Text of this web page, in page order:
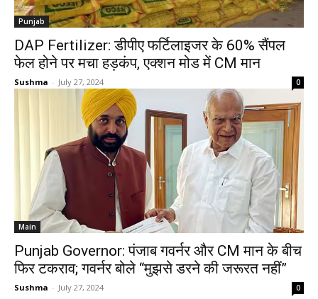
Punjab
DAP Fertilizer: डीपीए फर्टिलाइजर के 60% सैंपल
फेल होने पर मचा हड़कंप, एक्शन मोड में CM मान
Sushma - July 27, 2024 0
Main
Punjab Governor: पंजाब गवर्नर और CM मान के बीच
फिर टकराव; गवर्नर बोले “मुझसे डरने की जरूरत नहीं”
Sushma - July 27, 2024 0